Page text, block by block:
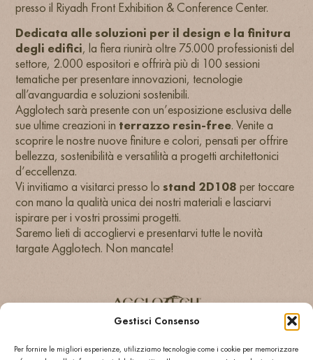
Gestisci Consenso
Per fornire le migliori esperienze, utilizziamo tecnologie come i cookie per memorizzare
presso il Riyadh Front Exhibition & Conference Center.
Dedicata alle soluzioni per il design e la finitura
degli edifici, la fiera riunirà oltre 75.000 professionisti del
settore, 2.000 espositori e offrirà più di 100 sessioni
tematiche per presentare innovazioni, tecnologie
all’avanguardia e soluzioni sostenibili.
Agglotech sarà presente con un’esposizione esclusiva delle
sue ultime creazioni in terrazzo resin-free. Venite a
scoprire le nostre nuove finiture e colori, pensati per offrire
bellezza, sostenibilità e versatilità a progetti architettonici
d’eccellenza.
Vi invitiamo a visitarci presso lostand 2D108 per toccare
con mano la qualità unica dei nostri materiali e lasciarvi
ispirare per i vostri prossimi progetti.
Saremo lieti di accogliervi e presentarvi tutte le novità
targate Agglotech. Non mancate!
VIA MONTE SANTA VIOLA 16, I-37142 - VERONA